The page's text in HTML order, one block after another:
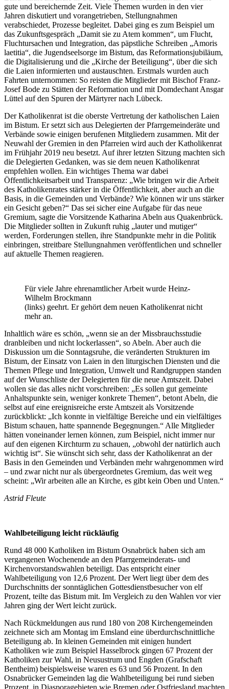
gute und bereichernde Zeit. Viele Themen wurden in den vier
Jahren diskutiert und vorangetrieben, Stellungnahmen
verabschiedet, Prozesse begleitet. Dabei ging es zum Beispiel um
das Zukunftsgespräch „Damit sie zu Atem kommen“, um Flucht,
Flucht­ursachen und Integration, das päpstliche Schreiben „Amoris
laetitia“, die Jugendseelsorge im Bistum, das Reformationsjubiläum,
die Digitalisierung und die „Kirche der Beteiligung“, über die sich
die Laien informierten und austauschten. Erstmals wurden auch
Fahrten unternommen: So reisten die Mitglieder mit Bischof Franz-
Josef Bode zu Stätten der Reformation und mit Domdechant Ansgar
Lüttel auf den Spuren der Märtyrer nach Lübeck.
Der Katholikenrat ist die oberste Vertretung der katholischen Laien
im Bistum. Er setzt sich aus Delegierten der Pfarrgemeinderäte und
Verbände sowie einigen berufenen Mitgliedern zusammen. Mit der
Neuwahl der Gremien in den Pfarreien wird auch der Katholikenrat
im Frühjahr 2019 neu besetzt. Auf ihrer letzten Sitzung machten sich
die Delegierten Gedanken, was sie dem neuen Katholikenrat
empfehlen wollen. Ein wichtiges Thema war dabei
Öffentlichkeitsarbeit und Transparenz: „Wie bringen wir die Arbeit
des Katholikenrates stärker in die Öffentlichkeit, aber auch an die
Basis, in die Gemeinden und Verbände? Wie können wir uns stärker
ein Gesicht geben?“ Das sei sicher eine Aufgabe für das neue
Gremium, sagte die Vorsitzende Katharina Abeln aus Quakenbrück.
Die Mitglieder sollten in Zukunft ruhig „lauter und mutiger“
werden, Forderungen stellen, ihre Standpunkte mehr in die Politik
einbringen, streitbare Stellungnahmen veröffentlichen und schneller
auf aktuelle Themen reagieren.
Für viele Jahre ehrenamtlicher Arbeit wurde Heinz-
Wilhelm Brockmann
(links) geehrt. Er gehört dem neuen Katholikenrat nicht
mehr an.
Inhaltlich wäre es schön, „wenn sie an der Missbrauchsstudie
dranbleiben und nicht lockerlassen“, so Abeln. Aber auch die
Diskussion um die Sonntagsruhe, die veränderten Strukturen im
Bistum, der Einsatz von Laien in den liturgischen Diensten und die
Themen Pflege und Integration, Umwelt und Randgruppen standen
auf der Wunschliste der Delegierten für die neue Amtszeit. Dabei
wollen sie das alles nicht vorschreiben: „Es sollen gut gemeinte
Anhaltspunkte sein, weniger konkrete Themen“, betont Abeln, die
selbst auf eine ereignisreiche erste Amtszeit als Vorsitzende
zurückblickt: „Ich konnte in vielfältige Bereiche und ein vielfältiges
Bistum schauen, hatte spannende Begegnungen.“ Alle Mitglieder
hätten voneinander lernen können, zum Beispiel, nicht immer nur
auf den eigenen Kirchturm zu schauen, „obwohl der natürlich auch
wichtig ist“. Sie wünscht sich sehr, dass der Katholikenrat an der
Basis in den Gemeinden und Verbänden mehr wahrgenommen wird
– und zwar nicht nur als übergeordnetes Gremium, das weit weg
scheint: „Wir arbeiten alle an Kirche, es gibt kein Oben und Unten.“
Astrid Fleute
Wahlbeteiligung leicht rückläufig
Rund 48 000 Katholiken im Bistum Osnabrück haben sich am
vergangenen Wochenende an den Pfarrgemeinderats- und
Kirchenvorstandswahlen beteiligt. Das entspricht einer
Wahlbeteiligung von 12,6 Prozent. Der Wert liegt über dem des
Durchschnitts der sonntäglichen Gottesdienstbesucher von elf
Prozent, teilte das Bistum mit. Im Vergleich zu den Wahlen vor vier
Jahren ging der Wert leicht zurück.
Nach Rückmeldungen aus rund 180 von 208 Kirchengemeinden
zeichnete sich am Montag im Emsland eine überdurchschnittliche
Beteiligung ab. In kleinen Gemeinden mit einigen hundert
Katholiken wie zum Beispiel Hasselbrock gingen 67 Prozent der
Katholiken zur Wahl, in Neusustrum und Engden (Grafschaft
Bentheim) beispielsweise waren es 63 und 56 Prozent. In den
Osnabrücker Gemeinden lag die Wahlbeteiligung bei rund sieben